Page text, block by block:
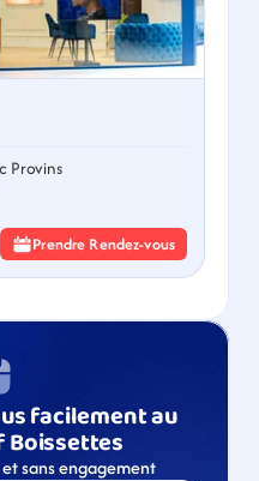
Provins
Prendre Rendez-vous
facilement au
Boissettes
sans engagement